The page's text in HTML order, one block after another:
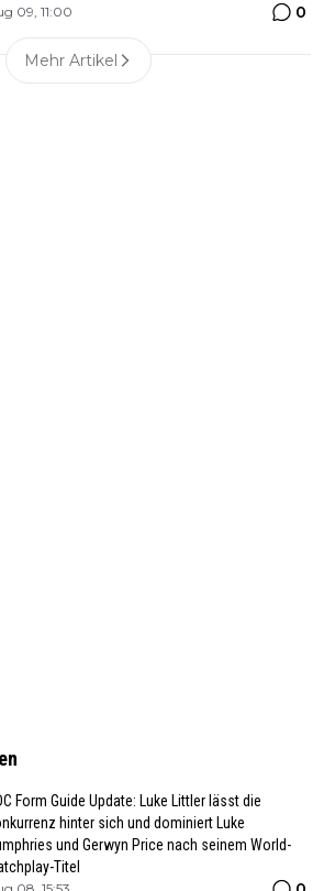
09, 11:00 0
Mehr Artikel
Form Guide Update: Luke Littler lässt die
hinter sich und dominiert Luke
und Gerwyn Price nach seinem World-
Titel